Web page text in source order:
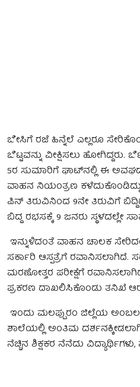
ಬೇಸಿಗೆ ರಜೆ ಹಿನ್ನೆಲೆ ಎಲ್ಲರೂ
ಬೆಟ್ಟವನ್ನು ವೀಕ್ಷಿಸಲು ಹೋಗಿದ್ದರು.
5ರ ಸುಮಾರಿಗೆ ಘಾಟ್‌ನಲ್ಲಿ ಈ
ವಾಹನ ನಿಯಂತ್ರಣ
ಪಿನ್ ತಿರುವಿನಿಂದ 9ನೇ ತಿರುವಿಗೆ
ಬಿದ್ದ ರಭಸಕ್ಕೆ 9 ಜನರು ಸ್ಥಳದಲ್ಲೇ
ಇನ್ನುಳಿದಂತೆ ವಾಹನ ಚಾಲಕ
ಸರ್ಕಾರಿ ಆಸ್ಪತ್ರೆಗೆ ರವಾನಿಸಲಾಗಿದೆ.
ಮರಣೋತ್ತರ ಪರೀಕ್ಷೆಗೆ
ಪ್ರಕರಣ ದಾಖಲಿಸಿಕೊಂಡು ತನಿಖೆ
ಇಂದು ಮಲಪ್ಪುರಂ ಜಿಲ್ಲೆಯ
ಶಾಲೆಯಲ್ಲಿ ಅಂತಿಮ
ನೆಚ್ಚಿನ ಶಿಕ್ಷಕರ ನೆನೆದು